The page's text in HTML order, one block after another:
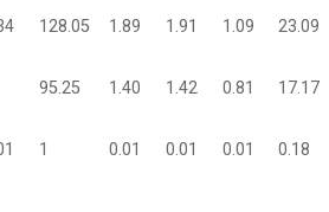
128.05 1.89 1.91 1.09 23.09
95.25 1.40 1.42 0.81 17.17
1 0.01 0.01 0.01 0.18